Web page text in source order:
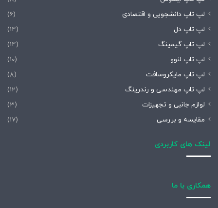
لپ تاپ دانشجویی و اقتصادی
(6)
لپ تاپ دل
(14)
لپ تاپ گیمینگ
(14)
لپ تاپ لنوو
(10)
لپ تاپ مایکروسافت
(8)
لپ تاپ مهندسی و رندرینگ
(12)
لوازم جانبی و تجهیزات
(3)
مقایسه و بررسی
(17)
لینک های کاربردی
همکاری با ما